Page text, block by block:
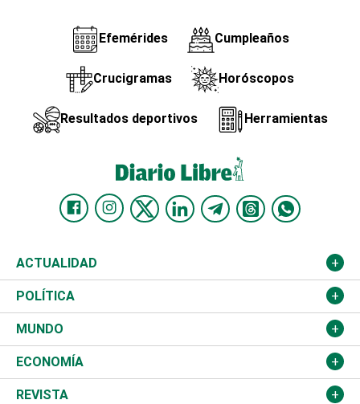
Efemérides Cumpleaños
Crucigramas Horóscopos
Resultados deportivos Herramientas
ACTUALIDAD
Nacional
Ciudad
Educación
Salud
POLÍTICA
Partidos
JCE
TSE
MUNDO
Estados Unidos
América Latina
ECONOMÍA
Finanzas
REVISTA